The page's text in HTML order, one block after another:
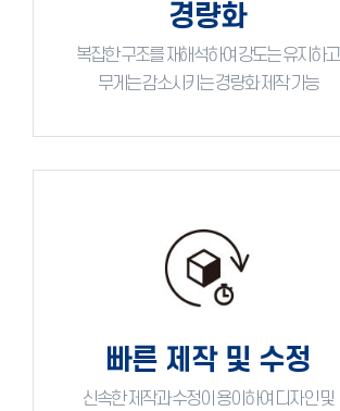
경량화
복잡한 구조를 재해석하여 강도는 유지하고
무게는 감소시키는 경량화 제작 가능
빠른 제작 및 수정
신속한 제작과 수정이 용이하여 디자인 및